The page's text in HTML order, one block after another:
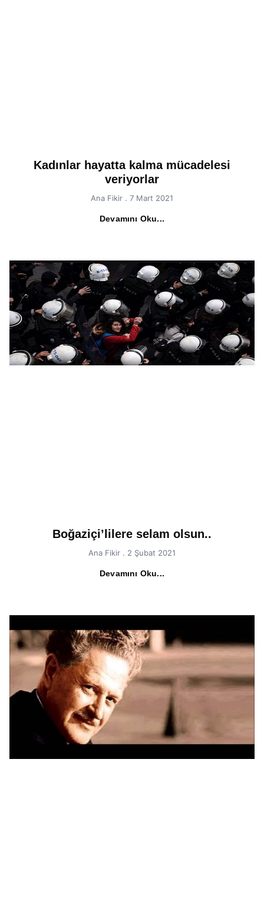
Kadınlar hayatta kalma mücadelesi
veriyorlar
Ana Fikir 7 Mart 2021
Devamını Oku...
Boğaziçi’lilere selam olsun..
Ana Fikir 2 Şubat 2021
Devamını Oku...